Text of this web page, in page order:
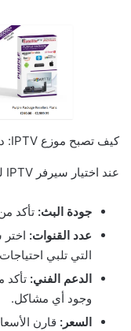
كيف تصبح موزع IPTV: دليل شامل لبدء مشروعك الخاص
عند اختيار سيرفر IPTV لشركتك، يجب مراعاة العوامل التالية:
جودة البث: تأكد
عدد القنوات:
التي تلبي
الدعم الفني:
وجود أي مشاكل.
السعر : قارن